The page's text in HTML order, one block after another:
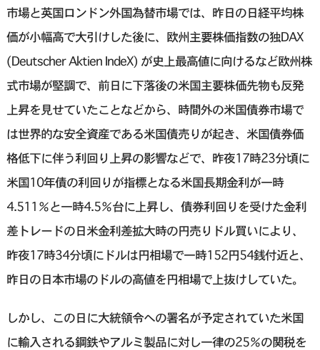
市場と英国ロンドン外国為替市場では、昨日の日経平均株
価が小幅高で大引けした後に、欧州主要株価指数の独DAX
(Deutscher Aktien IndeX) が史上最高値に向けるなど欧州株
式市場が堅調で、前日に下落後の米国主要株価先物も反発
上昇を見せていたことなどから、時間外の米国債券市場で
は世界的な安全資産である米国債売りが起き、米国債券価
格低下に伴う利回り上昇の影響などで、昨夜17時23分頃に
米国10年債の利回りが指標となる米国長期金利が一時
4.511％と一時4.5％台に上昇し、債券利回りを受けた金利
差トレードの日米金利差拡大時の円売りドル買いにより、
昨夜17時34分頃にドルは円相場で一時152円54銭付近と、
昨日の日本市場のドルの高値を円相場で上抜けしていた。
しかし、この日に大統領令への署名が予定されていた米国
に輸入される鋼鉄やアルミ製品に対し一律の25％の関税を